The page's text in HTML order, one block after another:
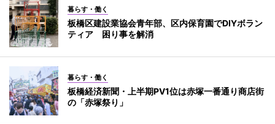
暮らす・働く
板橋区建設業協会青年部、区内保育園でDIYボラン
ティア 困り事を解消
暮らす・働く
板橋経済新聞・上半期PV1位は赤塚一番通り商店街
の「赤塚祭り」